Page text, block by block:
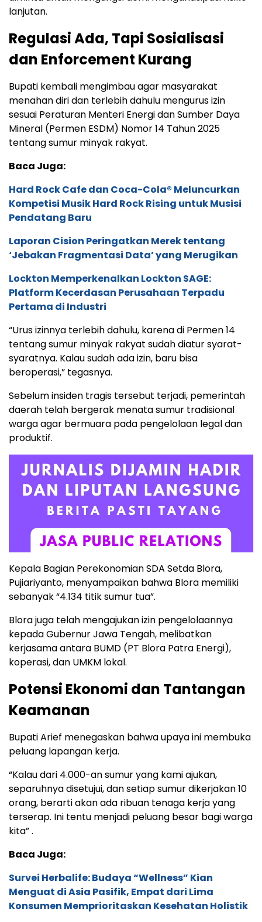
lanjutan.
Regulasi Ada, Tapi Sosialisasi
dan Enforcement Kurang
Bupati kembali mengimbau agar masyarakat
menahan diri dan terlebih dahulu mengurus izin
sesuai Peraturan Menteri Energi dan Sumber Daya
Mineral (Permen ESDM) Nomor 14 Tahun 2025
tentang sumur minyak rakyat.
Baca Juga:
Hard Rock Cafe dan Coca-Cola® Meluncurkan
Kompetisi Musik Hard Rock Rising untuk Musisi
Pendatang Baru
Laporan Cision Peringatkan Merek tentang
‘Jebakan Fragmentasi Data’ yang Merugikan
Lockton Memperkenalkan Lockton SAGE:
Platform Kecerdasan Perusahaan Terpadu
Pertama di Industri
“Urus izinnya terlebih dahulu, karena di Permen 14
tentang sumur minyak rakyat sudah diatur syarat-
syaratnya. Kalau sudah ada izin, baru bisa
beroperasi,” tegasnya.
Sebelum insiden tragis tersebut terjadi, pemerintah
daerah telah bergerak menata sumur tradisional
warga agar bermuara pada pengelolaan legal dan
produktif.
Kepala Bagian Perekonomian SDA Setda Blora,
Pujiariyanto, menyampaikan bahwa Blora memiliki
sebanyak “4.134 titik sumur tua”.
Blora juga telah mengajukan izin pengelolaannya
kepada Gubernur Jawa Tengah, melibatkan
kerjasama antara BUMD (PT Blora Patra Energi),
koperasi, dan UMKM lokal.
Potensi Ekonomi dan Tantangan
Keamanan
Bupati Arief menegaskan bahwa upaya ini membuka
peluang lapangan kerja.
“Kalau dari 4.000-an sumur yang kami ajukan,
separuhnya disetujui, dan setiap sumur dikerjakan 10
orang, berarti akan ada ribuan tenaga kerja yang
terserap. Ini tentu menjadi peluang besar bagi warga
kita” .
Baca Juga:
Survei Herbalife: Budaya “Wellness” Kian
Menguat di Asia Pasifik, Empat dari Lima
Konsumen Memprioritaskan Kesehatan Holistik